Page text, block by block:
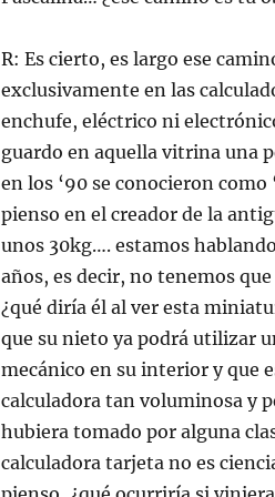
R: Es cierto, es largo ese
exclusivamente en las
enchufe, eléctrico ni
guardo en aquella vitrina una
en los ‘90 se conocieron
pienso en el creador de la
unos 30kg…. estamos
años, es decir, no tenemos
¿qué diría él al ver esta
que su nieto ya podrá utilizar
mecánico en su interior y que
calculadora tan voluminosa y
hubiera tomado por alguna
calculadora tarjeta no es